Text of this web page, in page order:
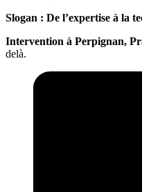
Slogan : De l’expertise à la
Intervention à Perpignan,
delà.